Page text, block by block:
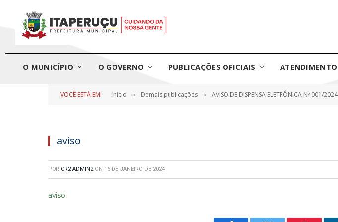
O MUNICÍPIO O GOVERNO PUBLICAÇÕES OFICIAIS ATENDIMENTO
VOCÊ ESTÁ EM: Inicio » Demais publicações » AVISO DE DISPENSA ELETRÔNICA Nº 001/2024
aviso
POR CR2-ADMIN2 ON 16 DE JANEIRO DE 2024
aviso